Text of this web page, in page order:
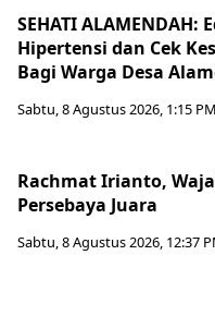
SEHATI ALAMENDAH:
Hipertensi dan Cek
Bagi Warga Desa
Sabtu, 8 Agustus 2026, 1:15 PM
Rachmat Irianto,
Persebaya Juara
Sabtu, 8 Agustus 2026, 12:37